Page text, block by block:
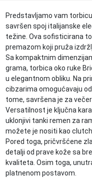
Predstavljamo vam
savršen spoj italijanske
težine. Ova sofisticirana
premazom koji pruža
Sa kompaktnim
grama, torbica oko ruke
u elegantnom obliku. Na
cibzarima omogućavaju
tome, savršena je za
Versatilnost je ključna
uklonjivi tanki remen za
možete je nositi kao
Pored toga, pričvršćene
detalji od prave kože sa
kvaliteta. Osim toga,
platnenom postavom.